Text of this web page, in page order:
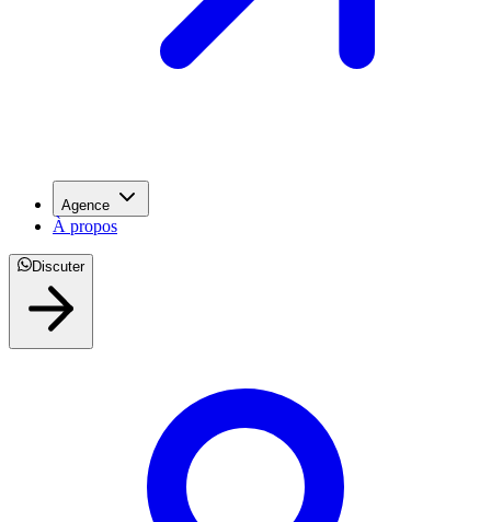
Agence
À propos
Discuter